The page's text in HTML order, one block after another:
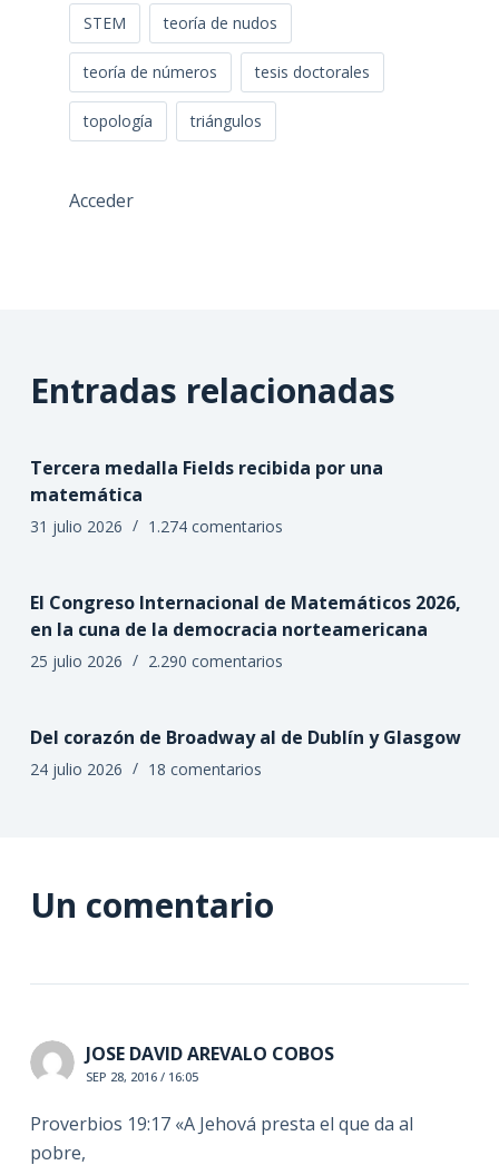
STEM teoría de nudos
teoría de números tesis doctorales
topología triángulos
Acceder
Entradas relacionadas
Tercera medalla Fields recibida por una
matemática
31 julio 2026 1.274 comentarios
El Congreso Internacional de Matemáticos 2026,
en la cuna de la democracia norteamericana
25 julio 2026 2.290 comentarios
Del corazón de Broadway al de Dublín y Glasgow
24 julio 2026 18 comentarios
Un comentario
JOSE DAVID AREVALO COBOS
SEP 28, 2016 / 16:05
Proverbios 19:17 «A Jehová presta el que da al
pobre,